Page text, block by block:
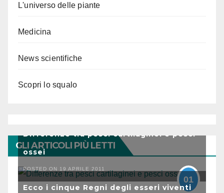
L'universo delle piante
Medicina
News scientifiche
Scopri lo squalo
GLI ARTICOLI PIÙ LETTI
Differenze tra pesci cartilaginei e pesci
ossei
POSTED ON 19 APRILE 2011
01
Ecco i cinque Regni degli esseri viventi